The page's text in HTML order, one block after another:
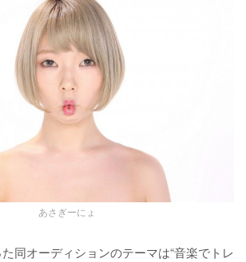
あさぎーにょ
同オーディションのテーマは“音楽でトレ